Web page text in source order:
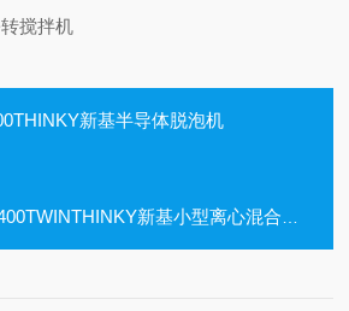
新基半导体脱泡机
新基小型离心混合脱泡机